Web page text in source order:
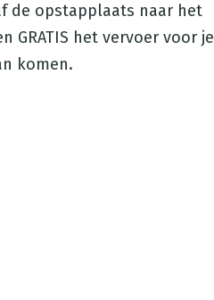
de opstapplaats naar het
GRATIS het vervoer voor je
komen.